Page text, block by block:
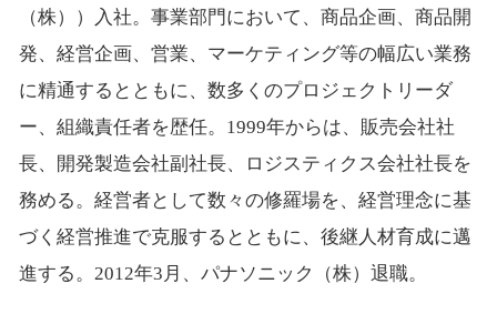
（株））入社。事業部門において、商品企画、商品開
発、経営企画、営業、マーケティング等の幅広い業務
に精通するとともに、数多くのプロジェクトリーダ
ー、組織責任者を歴任。1999年からは、販売会社社
長、開発製造会社副社長、ロジスティクス会社社長を
務める。経営者として数々の修羅場を、経営理念に基
づく経営推進で克服するとともに、後継人材育成に邁
進する。2012年3月、パナソニック（株）退職。